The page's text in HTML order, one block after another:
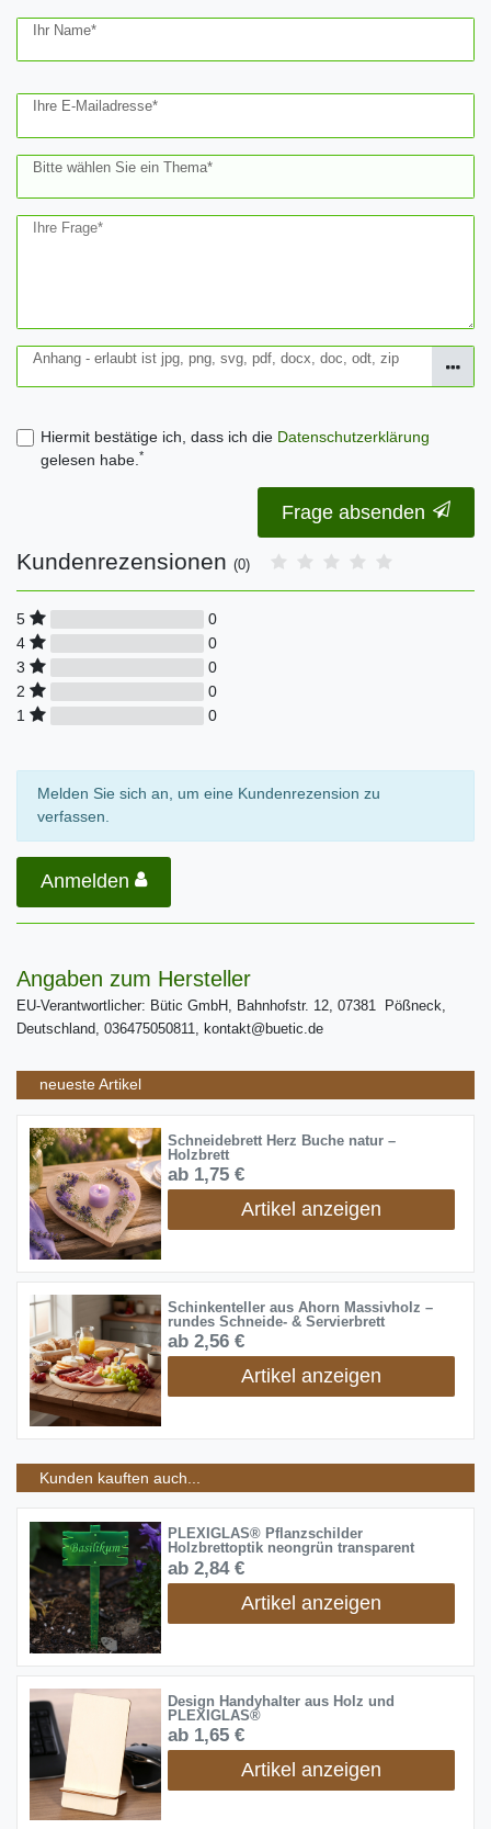
Ihr Name*
Ihre E-Mailadresse*
Bitte wählen Sie ein Thema*
Ihre Frage*
Anhang - erlaubt ist jpg, png, svg, pdf, docx, doc, odt, zip
Hiermit bestätige ich, dass ich die Daten­schutz­erklärung
gelesen habe.*
Ceres::Template.mailFormHoneypotLabel
Frage absenden
Kundenrezensionen (0)
5
0
4
0
3
0
2
0
1
0
Melden Sie sich an, um eine Kundenrezension zu
verfassen.
Anmelden
Angaben zum Hersteller
EU-Verantwortlicher: Bütic GmbH, Bahnhofstr. 12, 07381 Pößneck,
Deutschland, 036475050811, kontakt@buetic.de
neueste Artikel
Schneidebrett Herz Buche natur –
Holzbrett
ab 1,75 €
Artikel anzeigen
Schinkenteller aus Ahorn Massivholz –
rundes Schneide- & Servierbrett
ab 2,56 €
Artikel anzeigen
Kunden kauften auch...
PLEXIGLAS® Pflanzschilder
Holzbrettoptik neongrün transparent
ab 2,84 €
Artikel anzeigen
Design Handyhalter aus Holz und
PLEXIGLAS®
ab 1,65 €
Artikel anzeigen